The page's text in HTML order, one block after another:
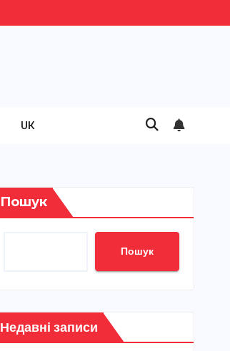
UK
Пошук
Пошук
Недавні записи